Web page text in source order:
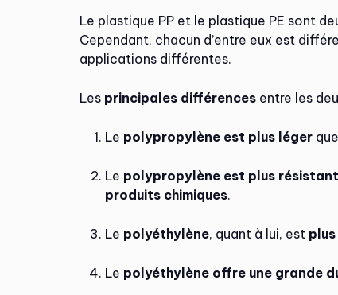
Le plastique PP et le plastique PE sont
Cependant, chacun d’entre eux est
applications différentes.
Les principales différences entre les
Le polypropylène est plus léger
Le polypropylène est plus
produits chimiques.
Le polyéthylène, quant à lui, est
Le polyéthylène offre une grande